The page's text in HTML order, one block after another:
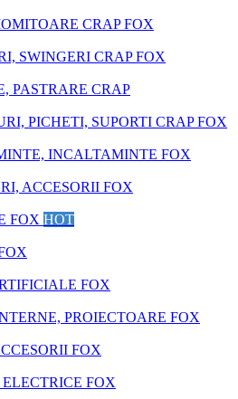
CRAP FOX
SWINGERI CRAP FOX
PASTRARE CRAP
PICHETI, SUPORTI CRAP FOX
INCALTAMINTE FOX
ACCESORII FOX
FOX HOT
FOX
PROIECTOARE FOX
FOX
FOX